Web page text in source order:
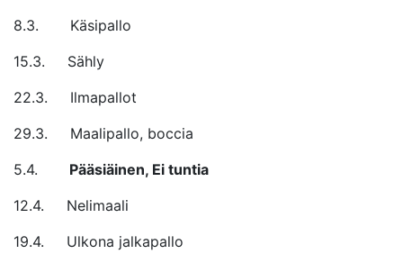
8.3. Käsipallo
15.3. Sähly
22.3. Ilmapallot
29.3. Maalipallo, boccia
5.4. Pääsiäinen, Ei tuntia
12.4. Nelimaali
19.4. Ulkona jalkapallo